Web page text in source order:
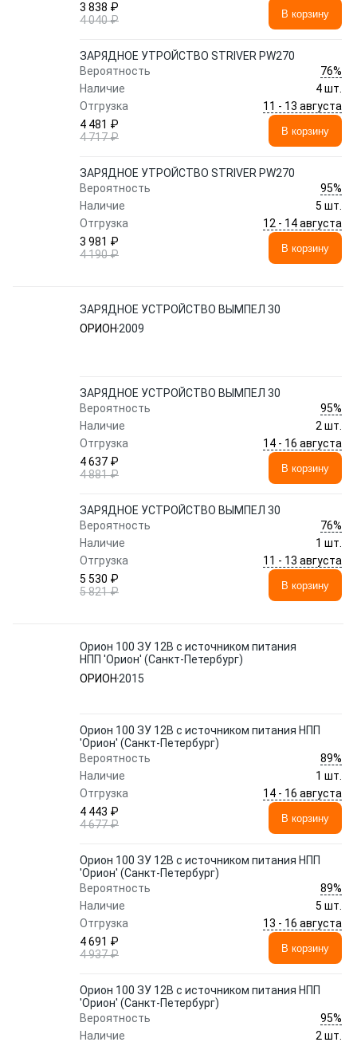
3 838 ₽
4 040 ₽
В корзину
ЗАРЯДНОЕ УТРОЙСТВО STRIVER PW270
Вероятность
76%
Наличие
4 шт.
Отгрузка
11 - 13 августа
4 481 ₽
4 717 ₽
В корзину
ЗАРЯДНОЕ УТРОЙСТВО STRIVER PW270
Вероятность
95%
Наличие
5 шт.
Отгрузка
12 - 14 августа
3 981 ₽
4 190 ₽
В корзину
ЗАРЯДНОЕ УСТРОЙСТВО ВЫМПЕЛ 30
ОРИОН 2009
ЗАРЯДНОЕ УСТРОЙСТВО ВЫМПЕЛ 30
Вероятность
95%
Наличие
2 шт.
Отгрузка
14 - 16 августа
4 637 ₽
4 881 ₽
В корзину
ЗАРЯДНОЕ УСТРОЙСТВО ВЫМПЕЛ 30
Вероятность
76%
Наличие
1 шт.
Отгрузка
11 - 13 августа
5 530 ₽
5 821 ₽
В корзину
Орион 100 ЗУ 12В с источником питания
НПП 'Орион' (Санкт-Петербург)
ОРИОН 2015
Орион 100 ЗУ 12В с источником питания НПП
'Орион' (Санкт-Петербург)
Вероятность
89%
Наличие
1 шт.
Отгрузка
14 - 16 августа
4 443 ₽
4 677 ₽
В корзину
Орион 100 ЗУ 12В с источником питания НПП
'Орион' (Санкт-Петербург)
Вероятность
89%
Наличие
5 шт.
Отгрузка
13 - 16 августа
4 691 ₽
4 937 ₽
В корзину
Орион 100 ЗУ 12В с источником питания НПП
'Орион' (Санкт-Петербург)
Вероятность
95%
Наличие
2 шт.